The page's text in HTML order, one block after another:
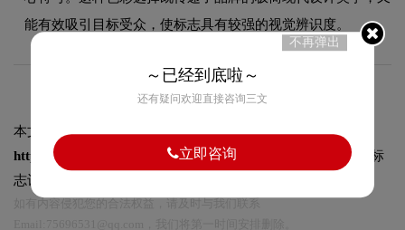
能有效吸引目标受众，使标志具有较强的视觉辨识度。
本文标题和链接吉林银行标志logo图片:
https://logo9.net/works/11546.html转载时请注明出处为诗宸标
志设计及本链接!
不再弹出
～已经到底啦～
还有疑问欢迎直接咨询三文
立即咨询